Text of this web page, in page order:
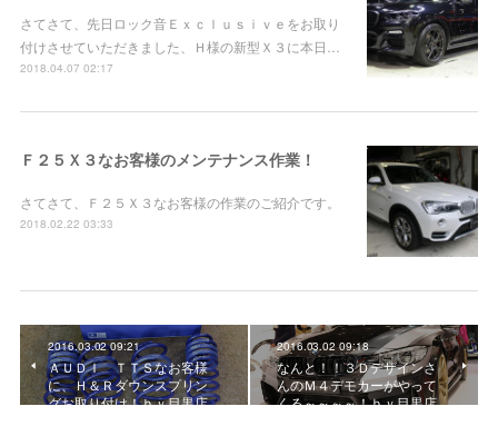
さてさて、先日ロック音Ｅｘｃｌｕｓｉｖｅをお取り
付けさせていただきました、Ｈ様の新型Ｘ３に本日…
2018.04.07 02:17
Ｆ２５Ｘ３なお客様のメンテナンス作業！
さてさて、Ｆ２５Ｘ３なお客様の作業のご紹介です。
2018.02.22 03:33
2016.03.02 09:21
ＡＵＤＩ ＴＴＳなお客様
に、Ｈ＆Ｒダウンスプリン
グお取り付け！ｂｙ目黒店
2016.03.02 09:18
なんと！！３Ｄデザインさ
んのＭ４デモカーがやって
くる～～～～！ｂｙ目黒店